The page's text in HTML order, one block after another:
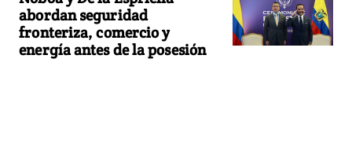
abordan seguridad
fronteriza, comercio y
energía antes de la posesión